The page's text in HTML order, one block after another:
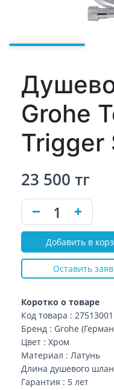
Grohe
Trigger
Коротко о товаре
Код товара : 27513001
Бренд : Grohe
Цвет : Хром
Материал : Латунь
Длина душевого
Гарантия : 5 лет
23 500 тг
Добавить в
Оставить